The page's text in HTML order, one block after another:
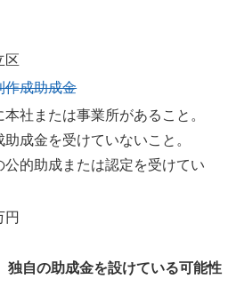
区
作成助成金
社または事業所があること。
成金を受けていないこと。
公的助成または認定を受けてい
円
独自の助成金を設けている可能性